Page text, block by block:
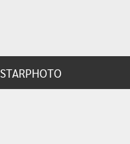
STARPHOTO